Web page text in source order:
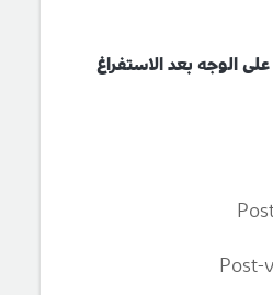
الوجه بعد الاستفراغ